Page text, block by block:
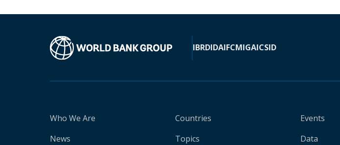
IBRDIDAIFCMIGAICSID
Who We Are
News
Countries
Topics
Events
Data